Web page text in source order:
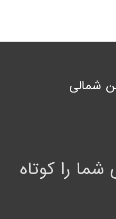
شما را کوتاه